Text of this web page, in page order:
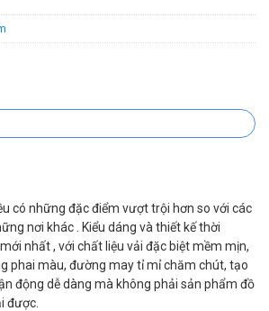
có những đặc điểm vượt trội hơn so với các
nơi khác . Kiểu dáng và thiết kế thời
nhất , với chất liệu vải đặc biệt mềm mịn,
phai màu, đường may tỉ mỉ chăm chút, tạo
động dễ dàng mà không phải sản phẩm đồ
được.